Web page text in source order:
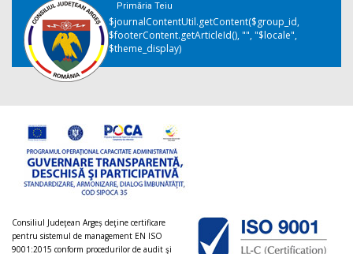
Primăria Teiu
$journalContentUtil.getContent($group_id,
$footerContent.getArticleId(), "", "$locale",
$theme_display)
Consiliul Judeţean Argeș deţine certificare
pentru sistemul de management EN ISO
9001:2015 conform procedurilor de audit şi